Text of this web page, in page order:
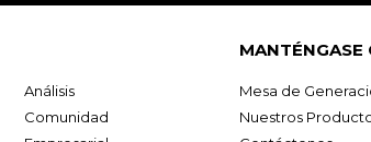
Análisis
Comunidad
MANTÉNGASE
Mesa de
Nuestros